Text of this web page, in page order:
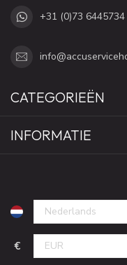
+31 (0)73 6445734
CATEGORIEËN
INFORMATIE
€